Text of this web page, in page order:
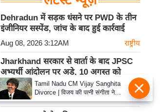
Dehradun में सड़क धंसने पर PWD के तीन
इंजीनियर सस्पेंड, जांच के बाद हुई कार्रवाई
Aug 08, 2026 3:12AM राष्ट्रीय
Jharkhand सरकार से वार्ता के बाद JPSC
अभ्यर्थी आंदोलन पर अड़े, 10 अगस्त को
विधानसभा मार्च की चेतावनी
Aug 08, 2026 3:12AM राष्ट्रीय
Tamil Nadu CM Vijay Sanghita
Divorce | विजय की पत्नी संगीता ने
वापस ली तलाक की अर्जी, कोर्ट ने मामले
को किया निपटाया